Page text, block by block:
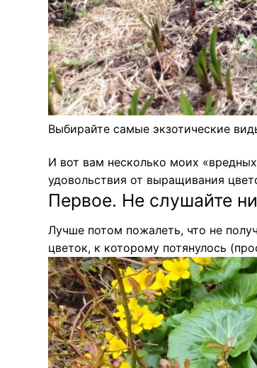
Выбирайте самые экзотические
И вот вам несколько моих
удовольствия от выращивания
Первое. Не слушайте
Лучше потом пожалеть, что не
цветок, к которому потянулось